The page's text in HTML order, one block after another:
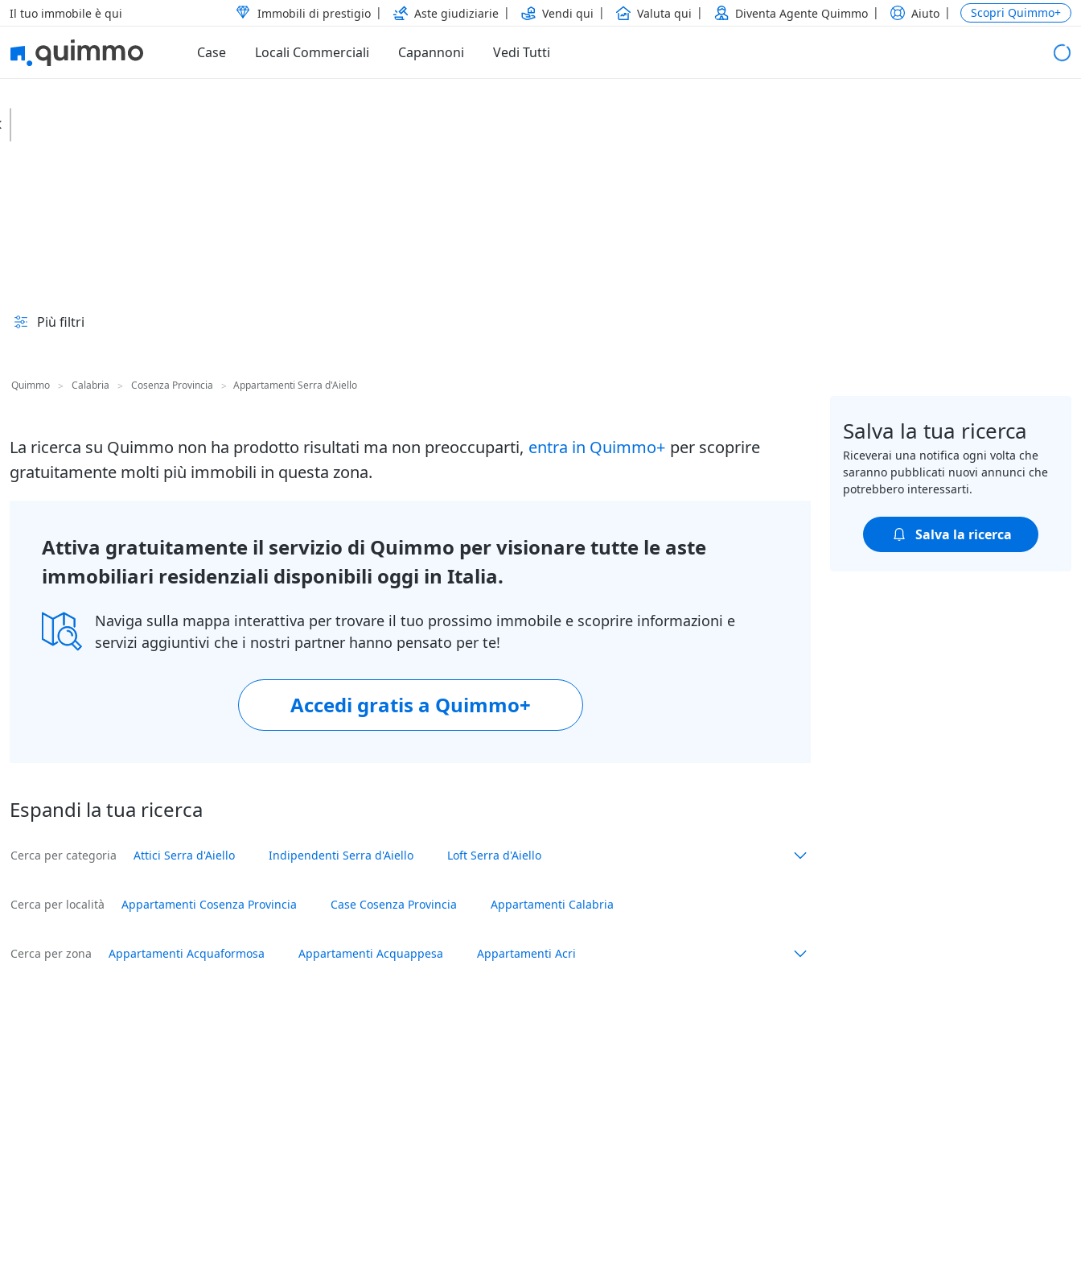
Il tuo immobile è qui Immobili di prestigio Aste giudiziarie Vendi qui Valuta qui Diventa Agente Quimmo Aiuto Scopri Quimmo+
Case Locali Commerciali Capannoni Vedi Tutti
Più filtri
Quimmo > Calabria > Cosenza Provincia > Appartamenti Serra d'Aiello
La ricerca su Quimmo non ha prodotto risultati ma non preoccuparti, entra in Quimmo+ per scoprire
gratuitamente molti più immobili in questa zona.
Attiva gratuitamente il servizio di Quimmo per visionare tutte le aste
immobiliari residenziali disponibili oggi in Italia.
Naviga sulla mappa interattiva per trovare il tuo prossimo immobile e scoprire informazioni e
servizi aggiuntivi che i nostri partner hanno pensato per te!
Accedi gratis a Quimmo+
Espandi la tua ricerca
Cerca per categoria Attici Serra d'Aiello Indipendenti Serra d'Aiello Loft Serra d'Aiello
Cerca per località Appartamenti Cosenza Provincia Case Cosenza Provincia Appartamenti Calabria
Cerca per zona Appartamenti Acquaformosa Appartamenti Acquappesa Appartamenti Acri
Salva la tua ricerca
Riceverai una notifica ogni volta che
saranno pubblicati nuovi annunci che
potrebbero interessarti.
Salva la ricerca